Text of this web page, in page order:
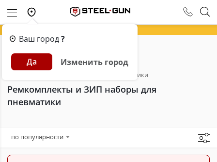
Ваш город?
Да Изменить город
Главная Каталог
Запчасти для пневматики
Ремкомплекты и ЗИП наборы для пневматики
Ремкомплекты и ЗИП наборы для
пневматики
по популярности